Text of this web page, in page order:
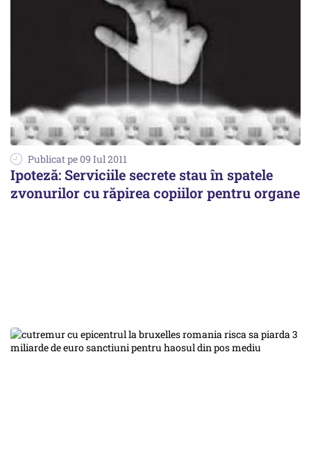
Publicat pe 09 Iul 2011
Ipoteză: Serviciile secrete stau în spatele
zvonurilor cu răpirea copiilor pentru organe